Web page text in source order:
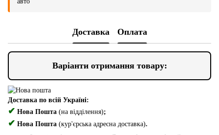
Доставка Оплата
Варіанти отримання товару:
Доставка по всій Україні:
✔ Нова Пошта (на відділення);
✔ Нова Пошта (кур'єрська адресна доставка).